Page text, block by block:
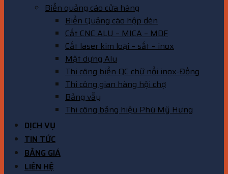
Biển quảng cáo cửa hàng
Biển Quảng cáo hộp đèn
Cắt CNC ALU – MICA – MDF
Cắt laser kim loại – sắt – inox
Mặt dựng Alu
Thi công biển QC chữ nổi inox-Đồng
Thi công gian hàng hội chợ
Bảng vẫy
Thi công bảng hiệu Phú Mỹ Hưng
DỊCH VỤ
TIN TỨC
BẢNG GIÁ
LIÊN HỆ